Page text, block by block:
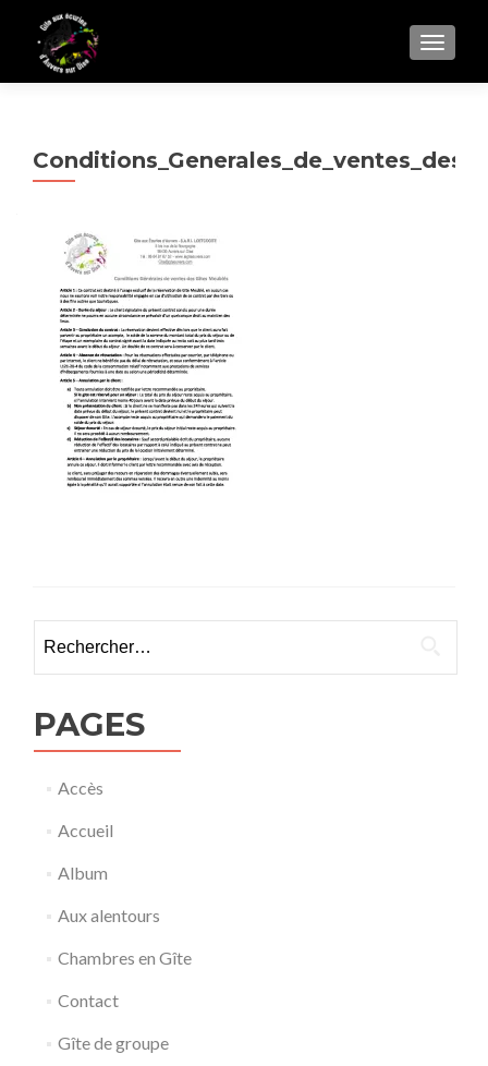
PAGES
Accès
Accueil
Album
Aux alentours
Chambres en Gîte
Contact
Gîte de groupe